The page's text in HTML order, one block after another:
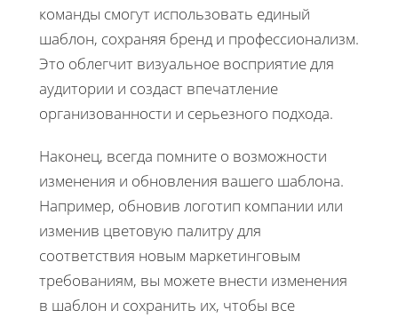
команды смогут использовать единый
шаблон, сохраняя бренд и профессионализм.
Это облегчит визуальное восприятие для
аудитории и создаст впечатление
организованности и серьезного подхода.
Наконец, всегда помните о возможности
изменения и обновления вашего шаблона.
Например, обновив логотип компании или
изменив цветовую палитру для
соответствия новым маркетинговым
требованиям, вы можете внести изменения
в шаблон и сохранить их, чтобы все